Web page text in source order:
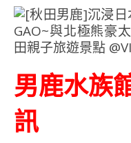
男鹿水族
訊